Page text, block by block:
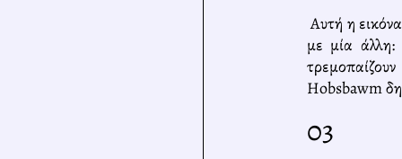
Αυτή η
με μία άλλη:
Hobsbawm
03